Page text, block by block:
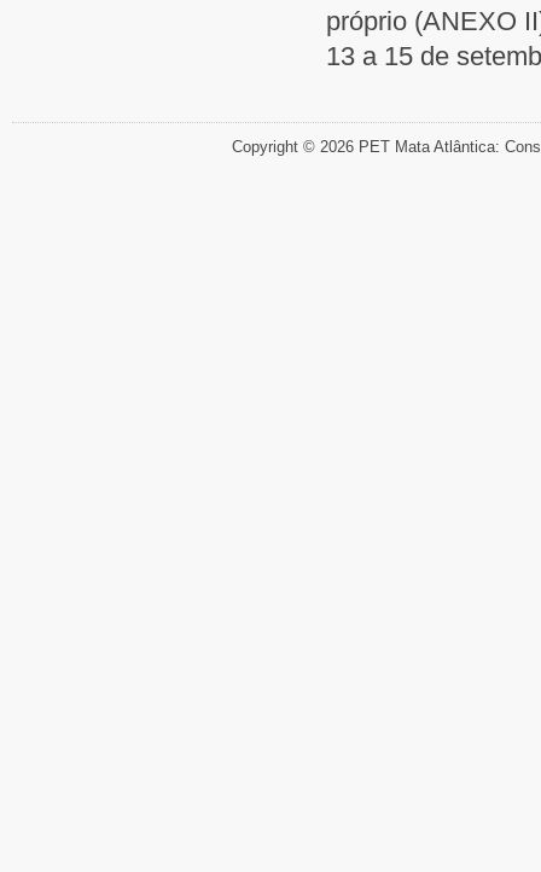
próprio (ANEXO
13 a 15 de
Copyright © 2026 PET Mata Atlântica: